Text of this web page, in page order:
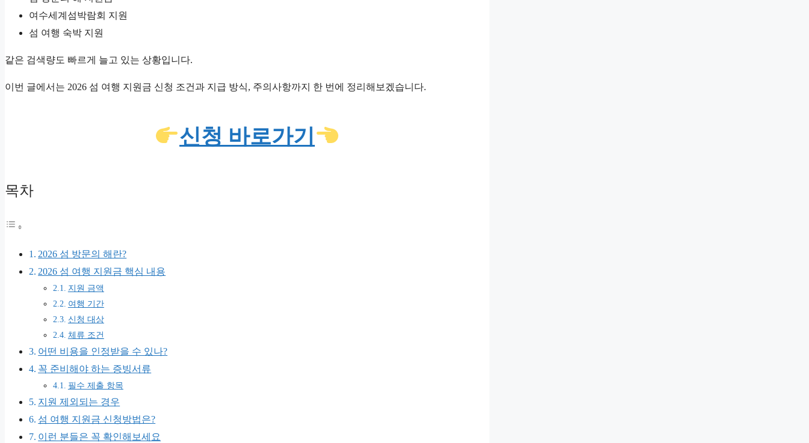
여수세계섬박람회 지원
섬 여행 숙박 지원
같은 검색량도 빠르게 늘고 있는 상황입니다.
이번 글에서는 2026 섬 여행 지원금 신청 조건과 지급 방식, 주의사항까지 한 번에 정리해보겠습니다.
신청 바로가기
목차
2026 섬 방문의 해란?
2026 섬 여행 지원금 핵심 내용
지원 금액
여행 기간
신청 대상
체류 조건
어떤 비용을 인정받을 수 있나?
꼭 준비해야 하는 증빙서류
필수 제출 항목
지원 제외되는 경우
섬 여행 지원금 신청방법은?
이런 분들은 꼭 확인해보세요